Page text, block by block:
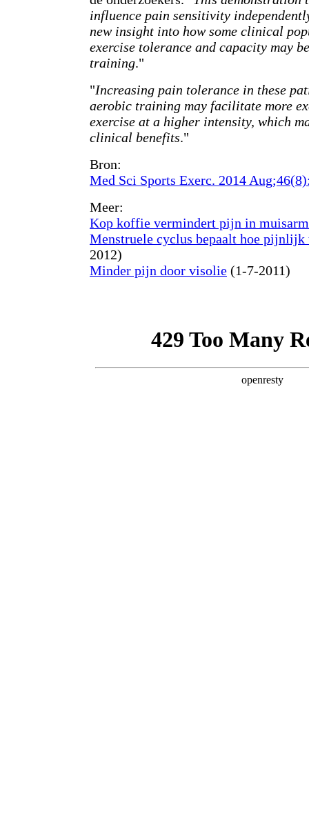
influence pain sensitivity
new insight into how some clinical
exercise tolerance and capacity may
training."
"Increasing pain tolerance in these
aerobic training may facilitate more
exercise at a higher intensity, which
clinical benefits."
Bron:
Med Sci Sports Exerc. 2014
Meer:
Kop koffie vermindert pijn in muisarm
Menstruele cyclus bepaalt hoe
2012)
Minder pijn door visolie (1-7-2011)